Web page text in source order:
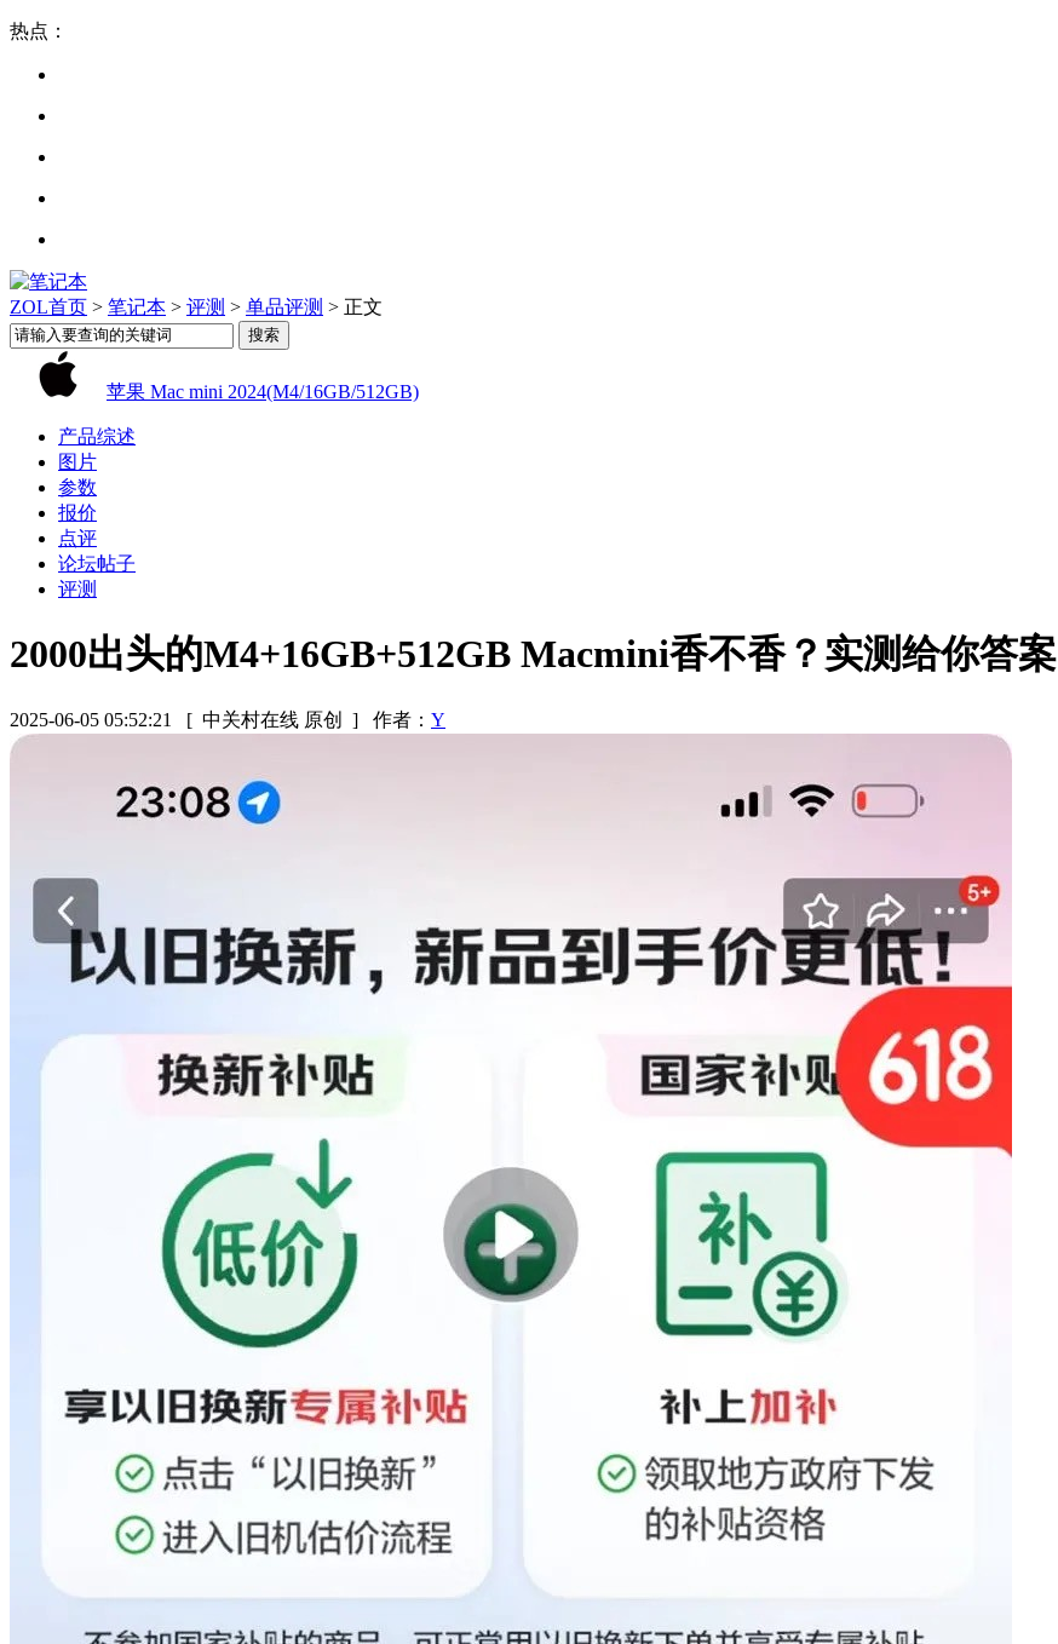
热点：
ZOL首页 > 笔记本 > 评测 > 单品评测 > 正文
苹果 Mac mini 2024(M4/16GB/512GB)
产品综述
图片
参数
报价
点评
论坛帖子
评测
2000出头的M4+16GB+512GB Macmini香不香？实测给你答案
2025-06-05 05:52:21 [ 中关村在线 原创 ] 作者： Y